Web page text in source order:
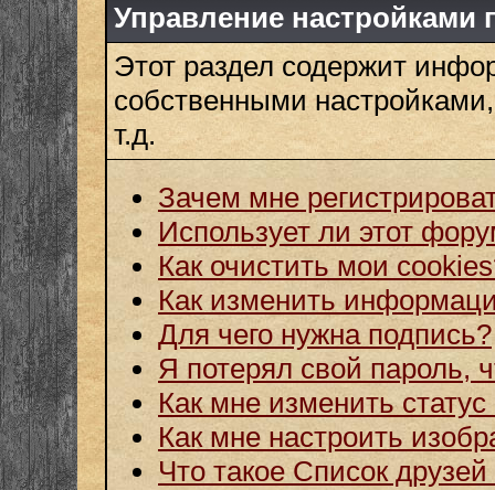
Управление настройками
Этот раздел содержит
собственными
т.д.
Зачем мне
Использует ли этот
Как очистить мои
Как изменить
Для чего нужна подпись?
Я потерял свой пароль,
Как мне изменить
Как мне настроить
Что такое Список